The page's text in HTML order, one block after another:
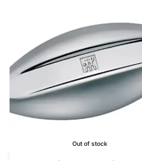
Out of stock